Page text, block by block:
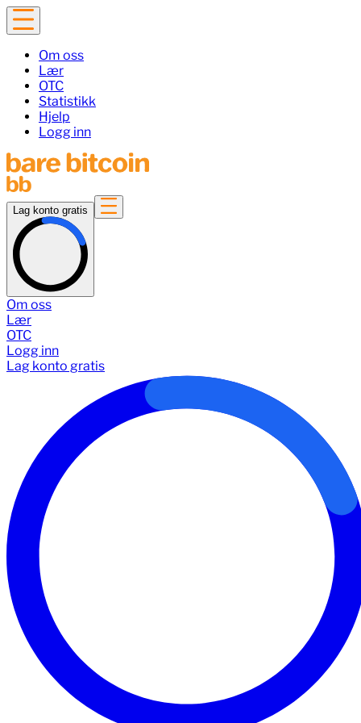
Om oss
Lær
OTC
Statistikk
Hjelp
Logg inn
Lag konto gratis
Om oss
Lær
OTC
Logg inn
Lag konto gratis